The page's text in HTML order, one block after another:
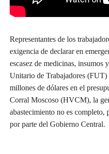
Representantes de los
exigencia de declarar en
escasez de medicinas, insumos
Unitario de Trabajadores (FUT)
millones de dólares en el
Corral Moscoso (HVCM), la
abastecimiento no es completo,
por parte del Gobierno Central.